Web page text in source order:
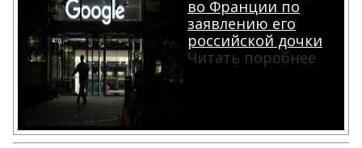
во Франции по
заявлению его
российской дочки
Читать поробнее